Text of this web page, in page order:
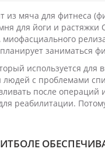
из мяча для фитнеса
для йоги и
заниматься
используется
с проблемами
после
реабилитации.